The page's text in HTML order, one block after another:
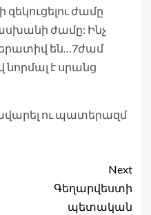
ժամը
ժամը: Ինչ
են…7ժամ
նորմալ է սրանց
ու պատերազմ
Next
Գեղարվեստի
պետական